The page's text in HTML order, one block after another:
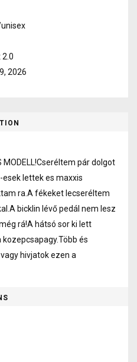
2.0
2026
MODELL!Cseréltem pár dolgot
lettek es maxxis
ra.A fékeket lecseréltem
bicklin lévő pedál nem lesz
rá!A hátsó sor ki lett
és
hivjatok ezen a